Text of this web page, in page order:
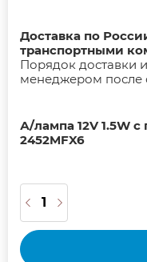
Доставка по
транспортными
Порядок доставки
менеджером после
А/лампа 12V 1.5W
2452MFX6